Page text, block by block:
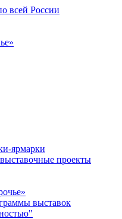
всей России
ярмарки
проекты
выставок